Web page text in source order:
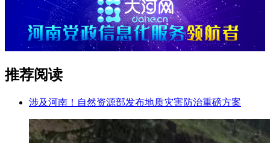
推荐阅读
涉及河南！自然资源部发布地质灾害防治重磅方案